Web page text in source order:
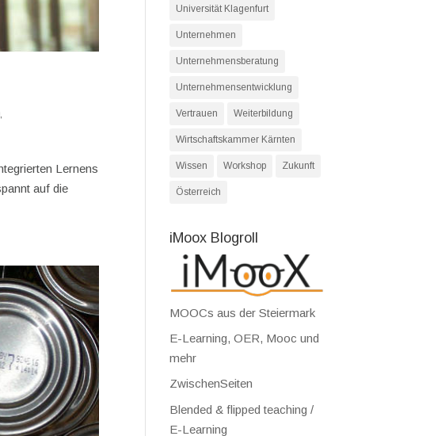
,
Lernens
auf die
Universität Klagenfurt
Unternehmen
Unternehmensberatung
Unternehmensentwicklung
Vertrauen Weiterbildung
Wirtschaftskammer Kärnten
Wissen Workshop Zukunft
Österreich
iMoox Blogroll
MOOCs aus der Steiermark
E-Learning, OER, Mooc und
mehr
ZwischenSeiten
Blended & flipped teaching /
E-Learning